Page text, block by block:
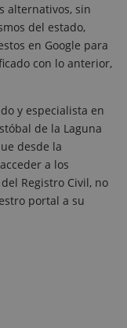
alternativos, sin
del estado,
en Google para
con lo anterior,
y especialista en
de la Laguna
desde la
a los
Registro Civil, no
portal a su